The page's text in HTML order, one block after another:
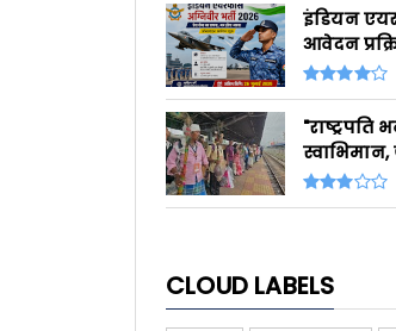
इंडियन
आवेदन
CLOUD LABELS